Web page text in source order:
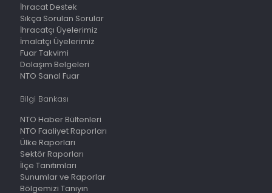
İhracat Destek
Sıkça Sorulan Sorular
İhracatçı Üyelerimiz
İmalatçı Üyelerimiz
Fuar Takvimi
Dolaşım Belgeleri
NTO Sanal Fuar
Bilgi Bankası
NTO Haber Bültenleri
NTO Faaliyet Raporları
Ülke Raporları
Sektör Raporları
İlçe Tanıtımları
Sunumlar ve Raporlar
Bölgemizi Tanıyın